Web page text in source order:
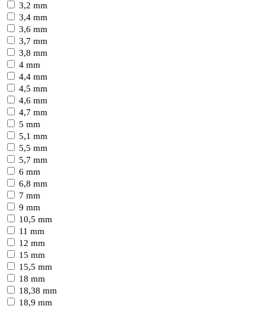
3,2 mm
3,4 mm
3,6 mm
3,7 mm
3,8 mm
4 mm
4,4 mm
4,5 mm
4,6 mm
4,7 mm
5 mm
5,1 mm
5,5 mm
5,7 mm
6 mm
6,8 mm
7 mm
9 mm
10,5 mm
11 mm
12 mm
15 mm
15,5 mm
18 mm
18,38 mm
18,9 mm